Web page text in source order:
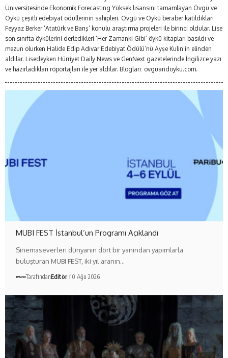
Üniversitesinde Ekonomik Forecasting Yüksek lisansını tamamlayan Övgü ve
Öykü çeşitli edebiyat ödüllerinin sahipleri. Övgü ve Öykü beraber katıldıkları
Feyyaz Berker ‘Atatürk ve Barış’ konulu araştırma projeleri ile birinci oldular. Lise
son sınıfta öykülerini derledikleri ‘Her Zamanki Gibi’ öykü kitapları basıldı ve
mezun olurken Halide Edip Adıvar Edebiyat Ödülü’nü Ayşe Kulin’in elinden
aldılar. Lisedeyken Hürriyet Daily News ve GenNext gazetelerinde İngilizce yazı
ve hazırladıkları röportajları ile yer aldılar. Blogları: ovguandoyku.com.
MUBI FEST İstanbul’un Programı Açıklandı
Sinemaseverleri dünyanın dört bir yanından yapımlarla
buluşturan MUBI FEST, iki yıl aranın…
TarafındanEditör 10 Ağu 2026